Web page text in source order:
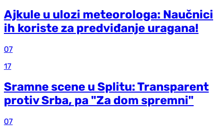
Ajkule u ulozi meteorologa: Naučnici
ih koriste za predviđanje uragana!
07
17
Sramne scene u Splitu: Transparent
protiv Srba, pa "Za dom spremni"
07